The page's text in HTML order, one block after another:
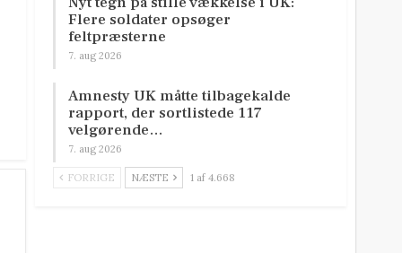
Flere soldater opsøger
feltpræsterne
7. aug 2026
Amnesty UK måtte tilbagekalde
rapport, der sortlistede 117
velgørende…
7. aug 2026
FORRIGE NÆSTE 1 af 4.668